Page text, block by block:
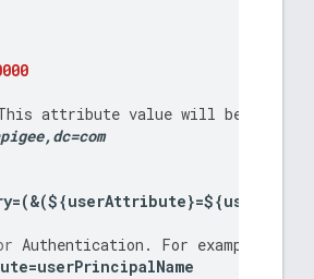
attribute value will be
,dc=com
=(&(${userAttribute}=${userId
Authentication . For example
=userPrincipalName